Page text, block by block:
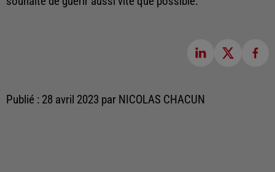
Publié : 28 avril 2023 par NICOLAS CHACUN